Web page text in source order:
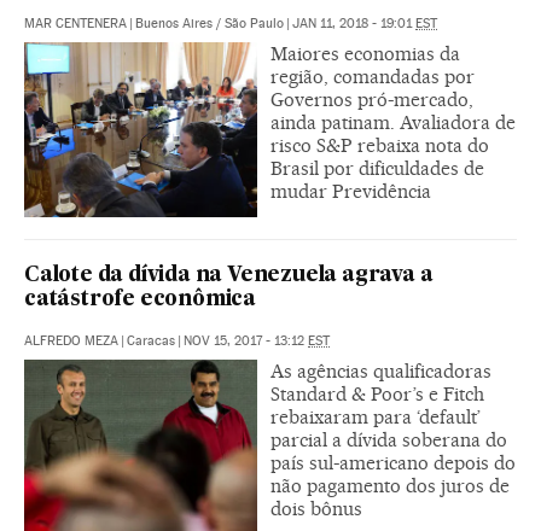
MAR CENTENERA | Buenos Aires / São Paulo | JAN 11, 2018 - 19:01EST
Maiores economias da
região, comandadas por
Governos pró-mercado,
ainda patinam. Avaliadora de
risco S&P rebaixa nota do
Brasil por dificuldades de
mudar Previdência
Calote da dívida na Venezuela agrava a
catástrofe econômica
ALFREDO MEZA | Caracas | NOV 15, 2017 - 13:12 EST
As agências qualificadoras
Standard & Poor’s e Fitch
rebaixaram para ‘default’
parcial a dívida soberana do
país sul-americano depois do
não pagamento dos juros de
dois bônus